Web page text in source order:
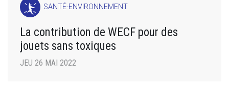
SANTÉ-ENVIRONNEMENT
La contribution de WECF pour des
jouets sans toxiques
JEU 26 MAI 2022